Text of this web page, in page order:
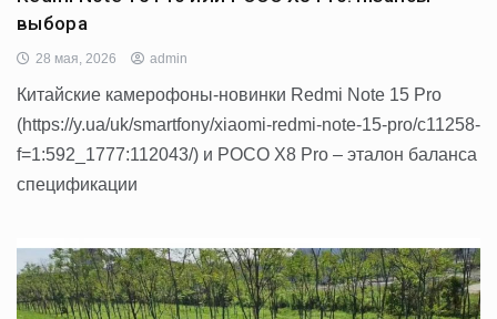
выбора
28 мая, 2026 admin
Китайские камерофоны-новинки Redmi Note 15 Pro
(https://y.ua/uk/smartfony/xiaomi-redmi-note-15-pro/c11258-
f=1:592_1777:112043/) и POCO X8 Pro – эталон баланса
спецификации